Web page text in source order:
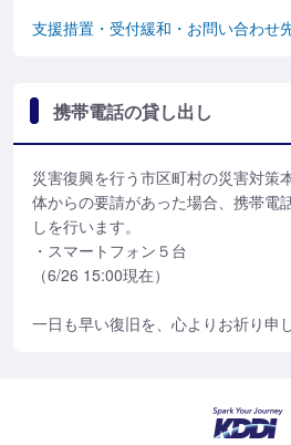
支援措置・受付緩和・お問い合わせ
携帯電話の貸し出し
災害復興を行う市区町村の災害対策
体からの要請があった場合、携帯電
しを行います。
・スマートフォン５台
（6/26 15:00現在）
一日も早い復旧を、心よりお祈り申